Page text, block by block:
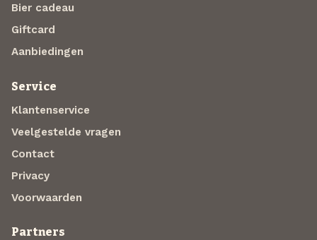
Bier cadeau
Giftcard
Aanbiedingen
Service
Klantenservice
Veelgestelde vragen
Contact
Privacy
Voorwaarden
Partners